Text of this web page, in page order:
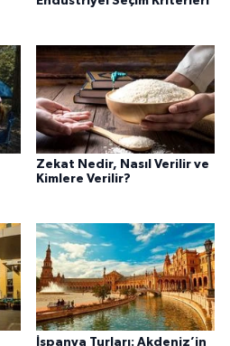
Zekat Nedir, Nasıl Verilir ve
Kimlere Verilir?
İspanya Turları: Akdeniz’in